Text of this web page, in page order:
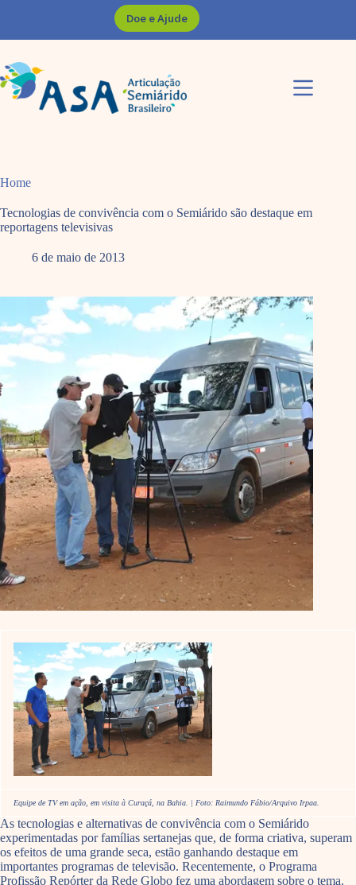
Doe e Ajude
Home
Tecnologias de convivência com o Semiárido são destaque em
reportagens televisivas
6 de maio de 2013
Equipe de TV em ação, em visita à Curaçá, na Bahia. | Foto: Raimundo Fábio/Arquivo Irpaa.
As tecnologias e alternativas de convivência com o Semiárido
experimentadas por famílias sertanejas que, de forma criativa, superam
os efeitos de uma grande seca, estão ganhando destaque em
importantes programas de televisão. Recentemente, o Programa
Profissão Repórter da Rede Globo fez uma abordagem sobre o tema.